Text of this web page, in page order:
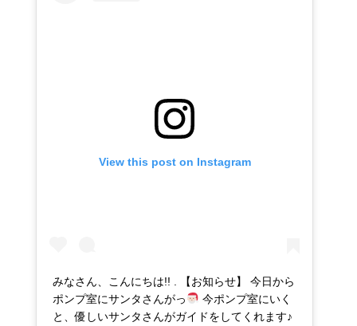
View this post on Instagram
みなさん、こんにちは!! . 【お知らせ】 今日から
ポンプ室にサンタさんがっ
今ポンプ室にいく
と、優しいサンタさんがガイドをしてくれます♪